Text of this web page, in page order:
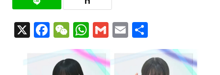
X Facebook
WeChat
WhatsApp
GmailEmail
有